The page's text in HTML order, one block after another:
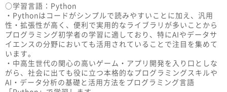
○学習言語：Python
・Pythonはコードがシンプルで読みやすいことに加え、汎用
性・拡張性が高く、便利で実用的なライブラリが多いことから
プログラミング初学者の学習に適しており、特にAIやデータサ
イエンスの分野においても活用されていることで注目を集めて
います。
・中高生世代の関心の高いゲーム・アプリ開発を入り口としな
がら、社会に出ても役に立つ本格的なプログラミングスキルや
AI・データ分析の基礎と活用方法をプログラミング言語